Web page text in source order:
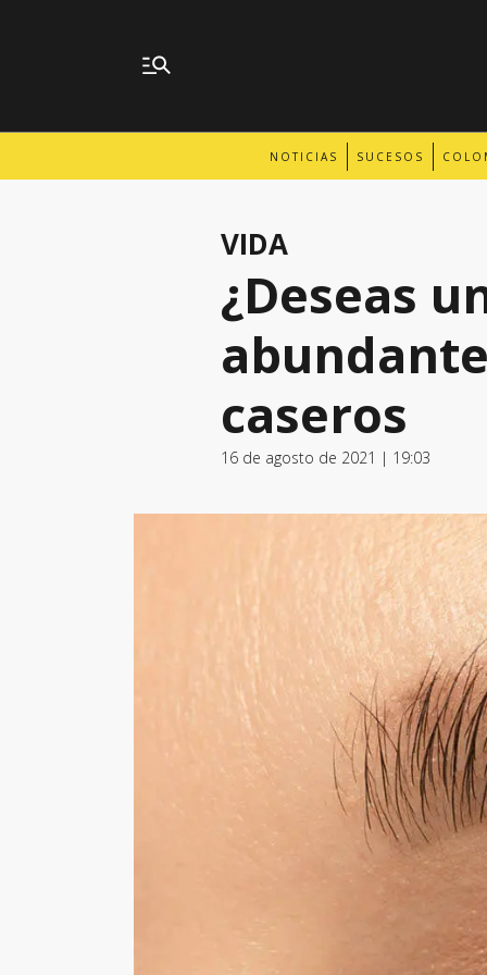
NOTICIAS SUCESOS
VIDA
¿Deseas
caseros
16 de agosto de 2021 | 19:03